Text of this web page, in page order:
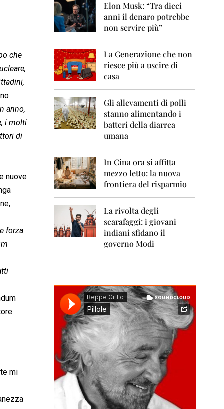
0
2
9
0
2
1
0
3
2
0
che
anno,
i molti
di
nuove
,
forza
mi
Elon Musk: “Tra dieci
anni il denaro potrebbe
non servire più”
La Generazione che non
riesce più a uscire di
casa
Gli allevamenti di polli
stanno alimentando i
batteri della diarrea
umana
In Cina ora si affitta
mezzo letto: la nuova
frontiera del risparmio
La rivolta degli
scarafaggi: i giovani
indiani sfidano il
governo Modi